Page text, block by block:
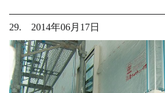
29. 2014年06月17日